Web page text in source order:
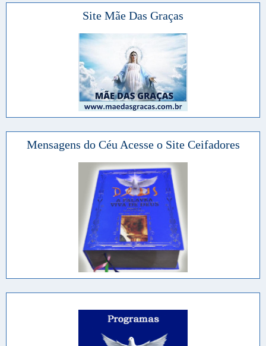
Site Mãe Das Graças
Mensagens do Céu Acesse o Site Ceifadores